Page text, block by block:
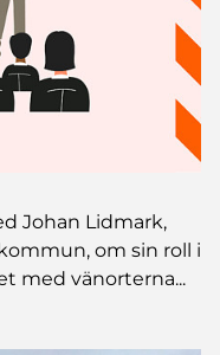
Johan Lidmark,
om sin roll i
med vänorterna...